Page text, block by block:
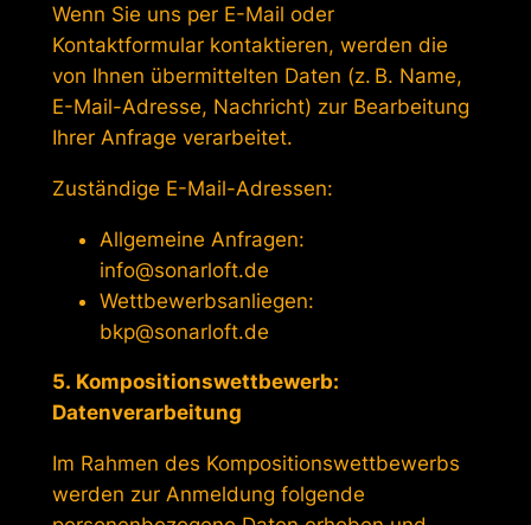
Wenn Sie uns per E-Mail oder
Kontaktformular kontaktieren, werden die
von Ihnen übermittelten Daten (z. B. Name,
E-Mail-Adresse, Nachricht) zur Bearbeitung
Ihrer Anfrage verarbeitet.
Zuständige E-Mail-Adressen:
Allgemeine Anfragen:
info@sonarloft.de
Wettbewerbsanliegen:
bkp@sonarloft.de
5. Kompositionswettbewerb:
Datenverarbeitung
Im Rahmen des Kompositionswettbewerbs
werden zur Anmeldung folgende